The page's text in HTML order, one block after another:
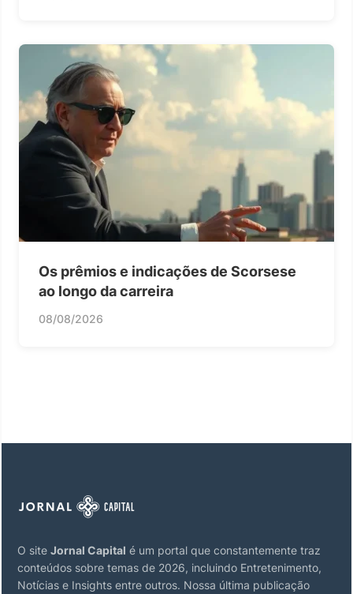
Os prêmios e indicações de Scorsese
ao longo da carreira
08/08/2026
O site Jornal Capital é um portal que constantemente traz
conteúdos sobre temas de 2026, incluindo Entretenimento,
Notícias e Insights entre outros. Nossa última publicação